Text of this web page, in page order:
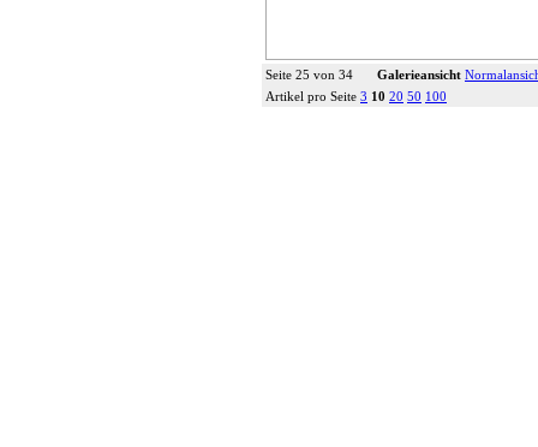
Seite 25 von 34 Galerieansicht
Artikel pro Seite 3 10 20 50 100